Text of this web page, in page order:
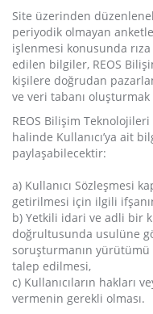
Site üzerinden
periyodik olmayan
işlenmesi konusunda
edilen bilgiler, REOS
kişilere doğrudan
ve veri tabanı
REOS Bilişim Teknolojileri
halinde Kullanıcı’ya ait
paylaşabilecektir:
a) Kullanıcı Sözleşmesi
getirilmesi için ilgili
b) Yetkili idari ve adli bir
doğrultusunda usulüne
soruşturmanın yürütümü
talep edilmesi,
c) Kullanıcıların hakları
vermenin gerekli olması.